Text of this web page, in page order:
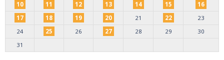
10
11 12 13 14 15
16
17
18 19 20 21 22
23
24
25 26 27 28 29
30
31